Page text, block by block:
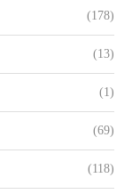
(178)
(13)
(1)
(69)
(118)